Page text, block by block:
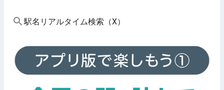
駅名リアルタイム検索（X）